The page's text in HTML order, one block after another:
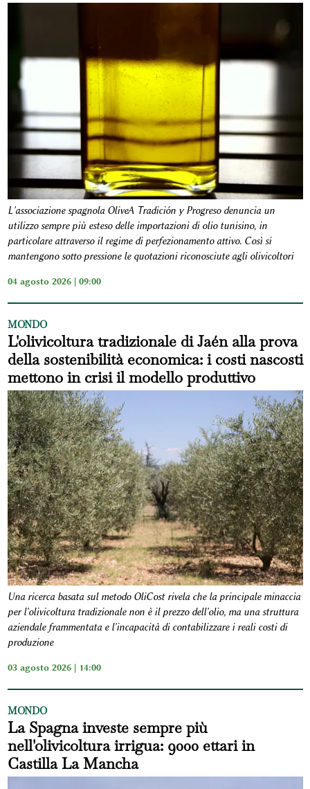
L'associazione spagnola OliveA Tradición y Progreso denuncia un
utilizzo sempre più esteso delle importazioni di olio tunisino, in
particolare attraverso il regime di perfezionamento attivo. Così si
mantengono sotto pressione le quotazioni riconosciute agli olivicoltori
04 agosto 2026 | 09:00
MONDO
L'olivicoltura tradizionale di Jaén alla prova
della sostenibilità economica: i costi nascosti
mettono in crisi il modello produttivo
Una ricerca basata sul metodo OliCost rivela che la principale minaccia
per l'olivicoltura tradizionale non è il prezzo dell'olio, ma una struttura
aziendale frammentata e l'incapacità di contabilizzare i reali costi di
produzione
03 agosto 2026 | 14:00
MONDO
La Spagna investe sempre più
nell'olivicoltura irrigua: 9000 ettari in
Castilla La Mancha